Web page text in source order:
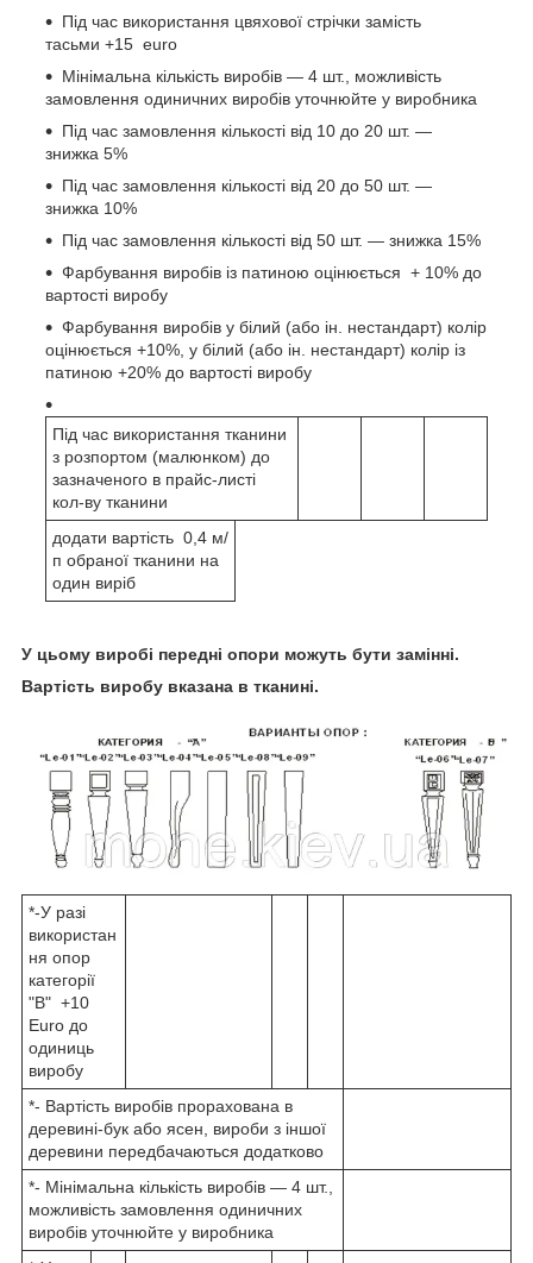
Під час використання цвяхової стрічки замість
тасьми +15 еuro
Мінімальна кількість виробів — 4 шт., можливість
замовлення одиничних виробів уточнюйте у виробника
Під час замовлення кількості від 10 до 20 шт. —
знижка 5%
Під час замовлення кількості від 20 до 50 шт. —
знижка 10%
Під час замовлення кількості від 50 шт. — знижка 15%
Фарбування виробів із патиною оцінюється + 10% до
вартості виробу
Фарбування виробів у білий (або ін. нестандарт) колір
оцінюється +10%, у білий (або ін. нестандарт) колір із
патиною +20% до вартості виробу
Під час використання тканини
з розпортом (малюнком) до
зазначеного в прайс-листі
кол-ву тканини
додати вартість 0,4 м/
п обраної тканини на
один виріб
У цьому виробі передні опори можуть бути замінні.
Вартість виробу вказана в тканині.
*-У разі
використан
ня опор
категорії
"В" +10
Euro до
одиниць
виробу
*- Вартість виробів прорахована в
деревині-бук або ясен, вироби з іншої
деревини передбачаються додатково
*- Мінімальна кількість виробів — 4 шт.,
можливість замовлення одиничних
виробів уточнюйте у виробника